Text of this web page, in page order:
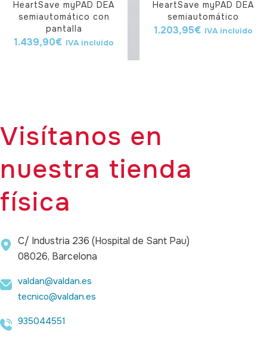
HeartSave myPAD DEA
semiautomático con
pantalla
1.439,90€ IVA incluido
HeartSave myPAD DEA
semiautomático
1.203,95€ IVA incluido
Visítanos en
nuestra tienda
física
C/ Industria 236 (Hospital de Sant Pau)
08026, Barcelona
valdan@valdan.es
tecnico@valdan.es
935044551